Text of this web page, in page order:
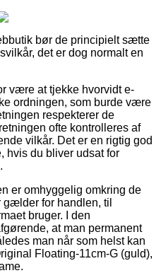
bør de principielt sætte
det er dog normalt en
være at tjekke hvorvidt e-
ordningen, som burde være
respekterer de
ofte kontrolleres af
vilkår. Det er en rigtig god
hvis du bliver udsat for
er omhyggelig omkring de
gælder for handlen, til
bruger. I den
at man permanent
man når som helst kan
Floating-11cm-G (guld),